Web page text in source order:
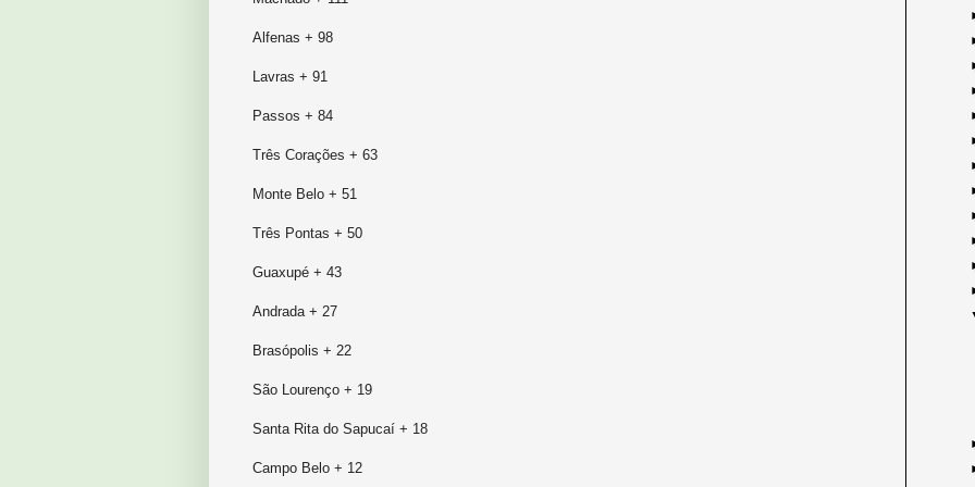
Alfenas + 98
Lavras + 91
Passos + 84
Três Corações + 63
Monte Belo + 51
Três Pontas + 50
Guaxupé + 43
Andrada + 27
Brasópolis + 22
São Lourenço + 19
Santa Rita do Sapucaí + 18
Campo Belo + 12